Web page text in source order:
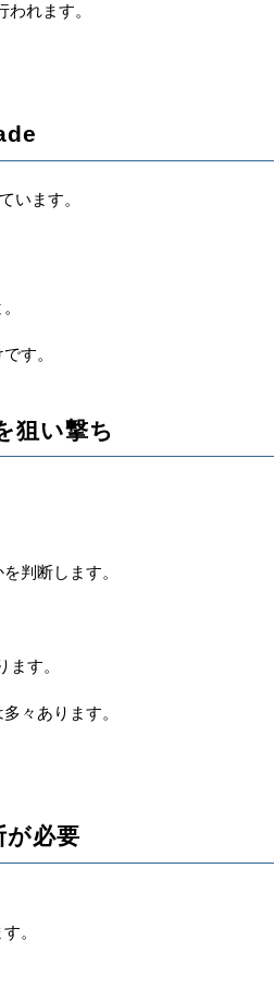
れます。
います。
す。
狙い撃ち
判断します。
す。
々あります。
が必要
。